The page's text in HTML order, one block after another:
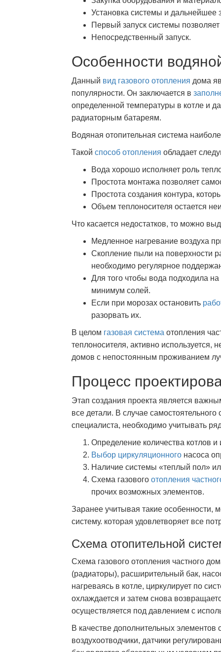
Установка системы и дальнейшее
Первый запуск системы
Непосредственный запуск.
Особенности
Данный вид газового отопления дома
популярности. Он заключается в
определенной температуры в котле и
радиаторным батареям.
Водяная отопительная система
Такой способ отопления обладает
Вода хорошо исполняет роль
Простота монтажа позволяет
Простота создания контура,
Объем теплоносителя остается
Что касается недостатков, то можно
Медленное нагревание воздуха
Скопление пыли на поверхности
необходимо регулярное
Для того чтобы вода подходила
минимум солей.
Если при морозах остановить
разорвать их.
В целом газовая система отопления
теплоносителя, активно используется,
домов с непостоянным проживанием
Процесс
Этап создания проекта является
все детали. В случае
специалиста, необходимо учитывать
Определение количества котлов
Выбор циркуляционного насоса
Наличие системы «теплый пол»
Схема газового отопления
прочих возможных элементов.
Заранее учитывая такие особенности,
систему. которая удовлетворяет все
Схема отопительной
Схема газового отопления частного
(радиаторы), расширительный бак,
нагреваясь в котле, циркулирует по
охлаждается и затем снова
осуществляется под давлением с
В качестве дополнительных
воздухоотводчики, датчики